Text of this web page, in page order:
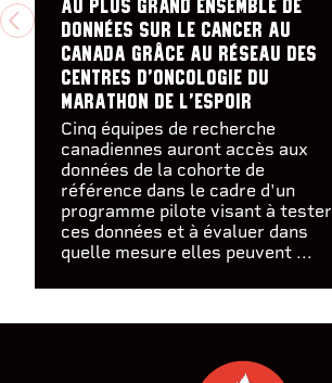
PREVIOUS
au plus grand ensemble de
données sur le cancer au
Canada grâce au Réseau des
centres d'oncologie du
Marathon de l'espoir
Cinq équipes de recherche
canadiennes auront accès aux
données de la cohorte de
référence dans le cadre d'un
programme pilote visant à tester
ces données et à évaluer dans
quelle mesure elles peuvent ...